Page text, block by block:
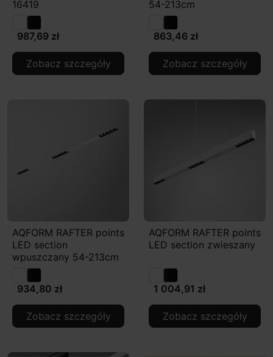
16419
987,69 zł
Zobacz szczegóły
54-213cm
863,46 zł
Zobacz szczegóły
AQFORM RAFTER points
LED section
wpuszczany 54-213cm
934,80 zł
Zobacz szczegóły
AQFORM RAFTER points
LED section zwieszany
1 004,91 zł
Zobacz szczegóły